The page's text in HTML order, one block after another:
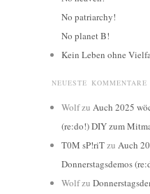
No patriarchy!
No planet B!
Kein Leben ohne
NEUESTE KOMMENTARE
Wolfzu Auch 2025
(re:do!) DIY zum
T0M sP!riTzu Auch
Donnerstagsdemos
Wolfzu